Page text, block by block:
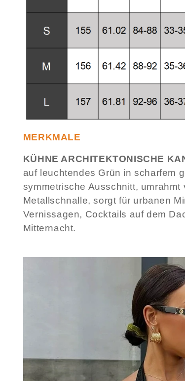
MERKMALE
KÜHNE ARCHITEKTONISCHE
auf leuchtendes Grün in scharfem
symmetrische Ausschnitt, umrahmt
Metallschnalle, sorgt für urbanen
Vernissagen, Cocktails auf dem
Mitternacht.